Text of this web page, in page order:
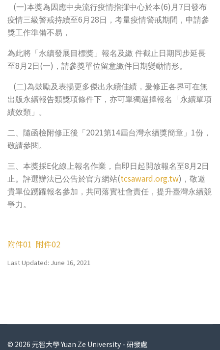
(一)本獎為因應中央流行疫情指揮中心於本(6) 月 7 日發布
疫情三級警戒持續至6 月 28 日，考量疫情警戒期間，申請參
獎工作準備不易，
為此將「永續發展目標獎」報名及繳 件截止日期同步延長
至8 月 2 日 (一) ，請參獎單位留意繳件日期變動情形。
(二)為鼓勵及表揚更多傑出永續佳績，爰修正各界可在無
出版永續報告類獎項條件下，亦可單獨選擇報名「永續單項
績效類」。
二、隨函檢附修正後「 2021第14屆台灣永續獎簡章」 1份，
敬請參閱。
三、本獎採E化線上報名作業，自即日起開放報名至8 月 2 日
止。評選辦法已公告於官方網站(tcsaward.org.tw) ，敬邀
貴單位踴躍報名參加，共同落實社會責任，提升臺灣永續競
爭力。
附件01 附件02
Last Updated: June 16, 2021
© 2026 元智大學 Yuan Ze University - 研發處